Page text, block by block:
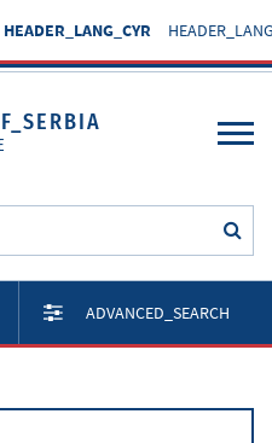
HEADER_LANG_CYR
ADVANCED_SEARCH